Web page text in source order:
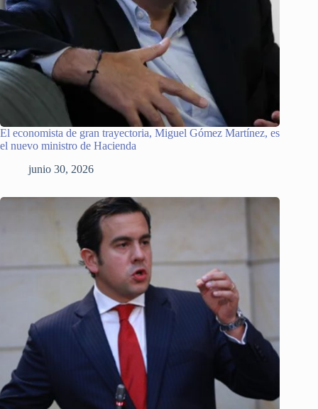
El economista de gran trayectoria, Miguel Gómez Martínez, es
el nuevo ministro de Hacienda
junio 30, 2026